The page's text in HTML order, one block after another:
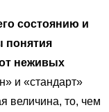
состоянию и
понятия
неживых
и «стандарт»
величина, то, чем